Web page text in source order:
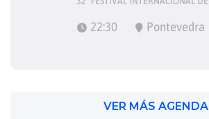
22:30 Pontevedra
VER MÁS AGENDA